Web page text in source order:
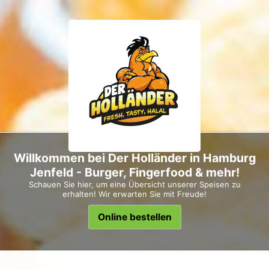
Willkommen bei Der Holländer in Hamburg
Jenfeld - Burger, Fingerfood & mehr!
Schauen Sie hier, um eine Übersicht unserer Speisen zu
erhalten! Wir erwarten Sie mit Freude!
Online bestellen